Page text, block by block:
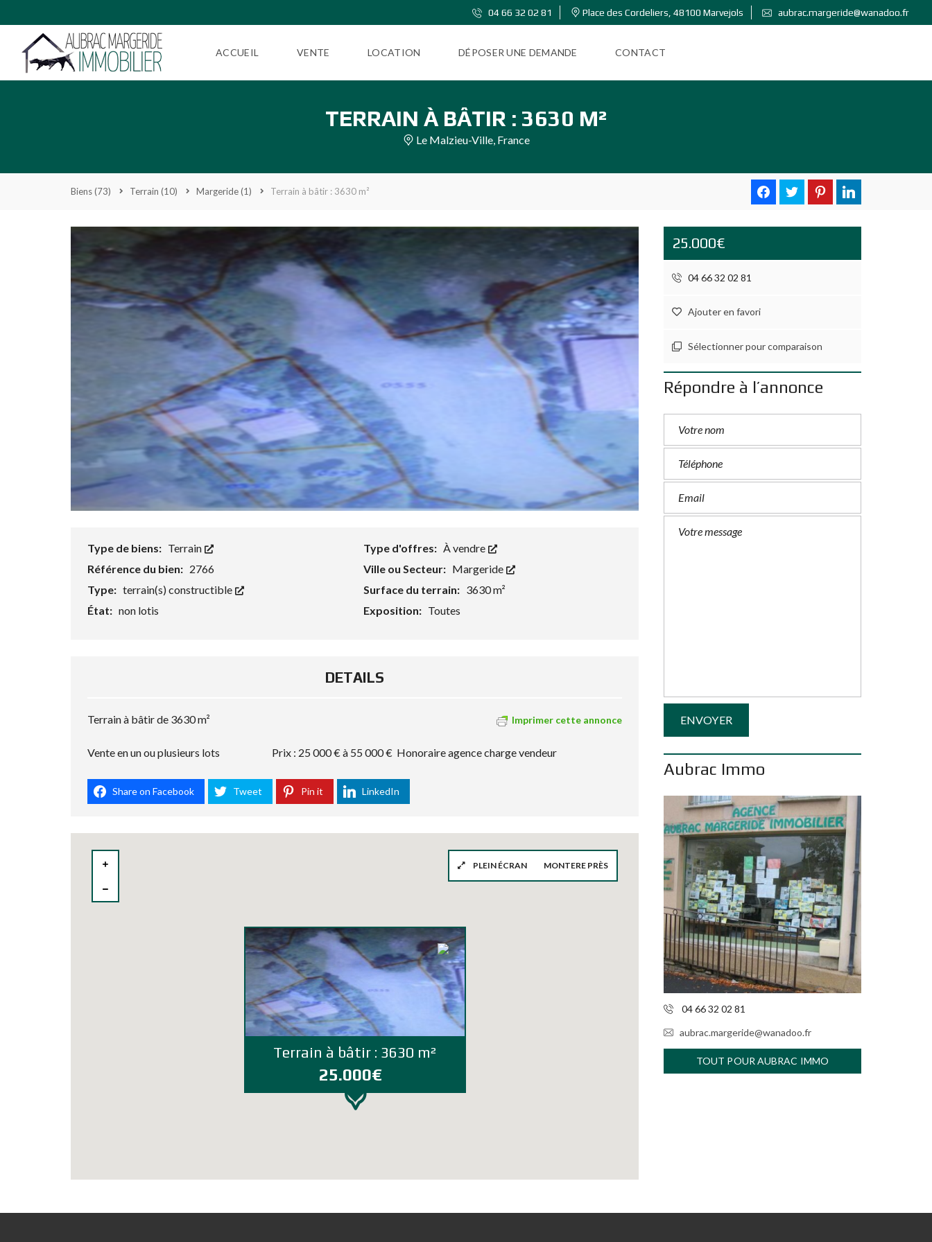
04 66 32 02 81 Place des Cordeliers, 48100 Marvejols aubrac.margeride@wanadoo.fr
ACCUEIL VENTE LOCATION DÉPOSER UNE DEMANDE CONTACT
TERRAIN À BÂTIR : 3630 M²
Le Malzieu-Ville, France
Biens(73) Terrain (10) Margeride(1) Terrain à bâtir : 3630 m²
Type de biens: Terrain Type d'offres: À vendre
Référence du bien: 2766 Ville ou Secteur: Margeride
Type: terrain(s) constructible Surface du terrain: 3630 m²
État: non lotis Exposition: Toutes
DETAILS
Imprimer cette annonce
Terrain à bâtir de 3630 m²
Vente en un ou plusieurs lots Prix : 25 000 € à 55 000 € Honoraire agence charge vendeur
Share on Facebook Tweet Pin it LinkedIn
Terrain à bâtir : 3630 m²
25.000€
PLEIN ÉCRAN MONTERE PRÈS
25.000€
04 66 32 02 81
Ajouter en favori
Sélectionner pour comparaison
Répondre à l’annonce
Aubrac Immo
04 66 32 02 81
aubrac.margeride@wanadoo.fr
TOUT POUR AUBRAC IMMO